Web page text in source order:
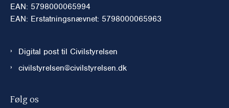
EAN: 5798000065994
EAN: Erstatningsnævnet: 5798000065963
Digital post til Civilstyrelsen
civilstyrelsen@civilstyrelsen.dk
Følg os